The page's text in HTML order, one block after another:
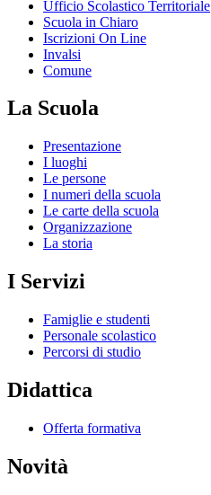
Ufficio Scolastico Territoriale
Scuola in Chiaro
Iscrizioni On Line
Invalsi
Comune
La Scuola
Presentazione
I luoghi
Le persone
I numeri della scuola
Le carte della scuola
Organizzazione
La storia
I Servizi
Famiglie e studenti
Personale scolastico
Percorsi di studio
Didattica
Offerta formativa
Novità